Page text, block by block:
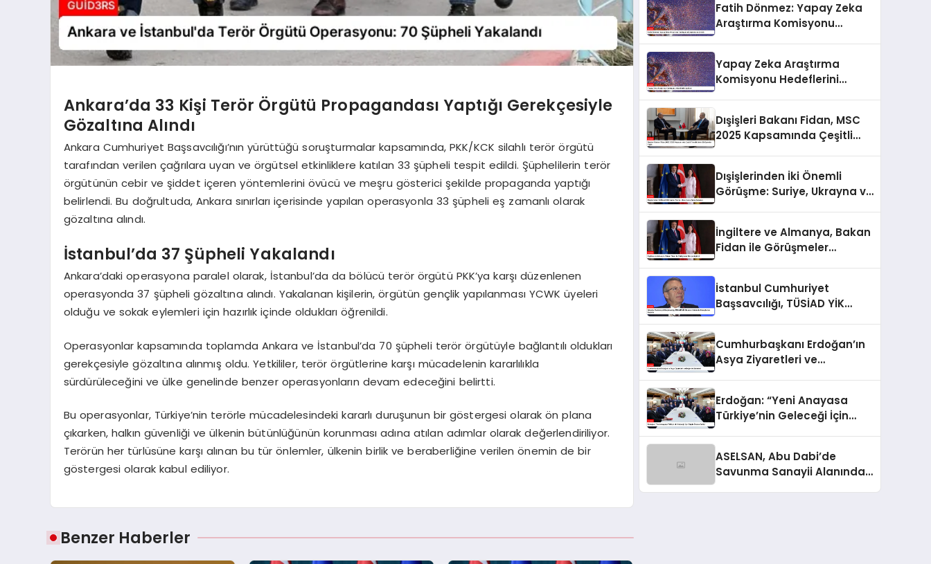
Ankara’da 33 Kişi Terör Örgütü Propagandası Yaptığı Gerekçesiyle
Gözaltına Alındı
Ankara Cumhuriyet Başsavcılığı’nın yürüttüğü soruşturmalar kapsamında, PKK/KCK silahlı terör örgütü
tarafından verilen çağrılara uyan ve örgütsel etkinliklere katılan 33 şüpheli tespit edildi. Şüphelilerin terör
örgütünün cebir ve şiddet içeren yöntemlerini övücü ve meşru gösterici şekilde propaganda yaptığı
belirlendi. Bu doğrultuda, Ankara sınırları içerisinde yapılan operasyonla 33 şüpheli eş zamanlı olarak
gözaltına alındı.
İstanbul’da 37 Şüpheli Yakalandı
Ankara’daki operasyona paralel olarak, İstanbul’da da bölücü terör örgütü PKK’ya karşı düzenlenen
operasyonda 37 şüpheli gözaltına alındı. Yakalanan kişilerin, örgütün gençlik yapılanması YCWK üyeleri
olduğu ve sokak eylemleri için hazırlık içinde oldukları öğrenildi.
Operasyonlar kapsamında toplamda Ankara ve İstanbul’da 70 şüpheli terör örgütüyle bağlantılı oldukları
gerekçesiyle gözaltına alınmış oldu. Yetkililer, terör örgütlerine karşı mücadelenin kararlılıkla
sürdürüleceğini ve ülke genelinde benzer operasyonların devam edeceğini belirtti.
Bu operasyonlar, Türkiye’nin terörle mücadelesindeki kararlı duruşunun bir göstergesi olarak ön plana
çıkarken, halkın güvenliği ve ülkenin bütünlüğünün korunması adına atılan adımlar olarak değerlendiriliyor.
Terörün her türlüsüne karşı alınan bu tür önlemler, ülkenin birlik ve beraberliğine verilen önemin de bir
göstergesi olarak kabul ediliyor.
Benzer Haberler
Fatih Dönmez: Yapay Zeka
Araştırma Komisyonu
Yapay Zeka Araştırma
Komisyonu Hedeflerini
Dışişleri Bakanı Fidan, MSC
2025 Kapsamında Çeşitli
Dışişlerinden İki Önemli
Görüşme: Suriye, Ukrayna ve
İngiltere ve Almanya, Bakan
Fidan ile Görüşmeler
İstanbul Cumhuriyet
Başsavcılığı, TÜSİAD YİK
Cumhurbaşkanı Erdoğan’ın
Asya Ziyaretleri ve
Erdoğan: “Yeni Anayasa
Türkiye’nin Geleceği İçin
ASELSAN, Abu Dabi’de
Savunma Sanayii Alanında